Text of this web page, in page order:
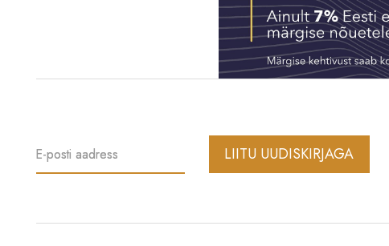
E-posti aadress LIITU UUDISKIRJAGA